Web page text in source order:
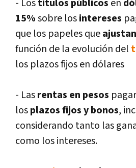
- Lostí­tulos públicos en
15%sobre losintereses
que los papeles queajustan
función de la evolución del
los plazos fijos en dólares
- Lasrentas en pesos
losplazos fijos y bonos,
considerando tanto las
como los intereses.